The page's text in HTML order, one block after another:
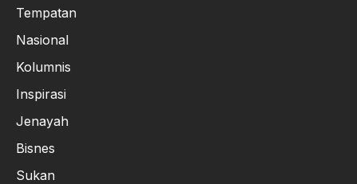
Tempatan
Nasional
Kolumnis
Inspirasi
Jenayah
Bisnes
Sukan